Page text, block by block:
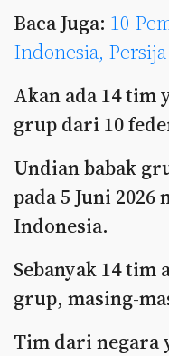
Baca Juga: 10
Indonesia,
Akan ada 14 tim
grup dari 10
Undian babak
pada 5 Juni 2026
Indonesia.
Sebanyak 14 tim
grup, masing-
Tim dari negara